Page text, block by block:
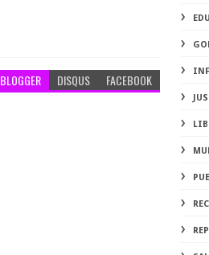
BLOGGER DISQUS FACEBOOK